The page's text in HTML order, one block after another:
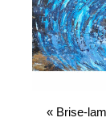
« Brise-